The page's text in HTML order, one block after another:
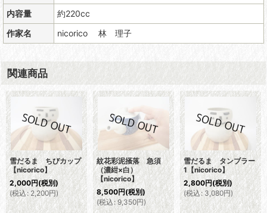
内容量
約220cc
作家名
nicorico 林 理子
関連商品
雪だるま ちびカップ
【nicorico】
2,000円(税別)
(税込: 2,200円)
紋花彩泥掻落 急須
（濃紺×白）
【nicorico】
8,500円(税別)
(税込: 9,350円)
雪だるま タンブラー
1【nicorico】
2,800円(税別)
(税込: 3,080円)